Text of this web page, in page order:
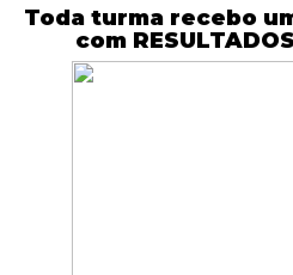
Toda turma recebo
com